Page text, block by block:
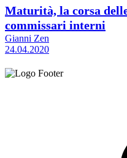
Maturità, la corsa
commissari interni
Gianni Zen
24.04.2020